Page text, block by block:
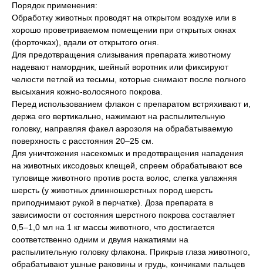
Порядок применения:
Обработку животных проводят на открытом воздухе или в
хорошо проветриваемом помещении при открытых окнах
(форточках), вдали от открытого огня.
Для предотвращения слизывания препарата животному
надевают намордник, шейный воротник или фиксируют
челюсти петлей из тесьмы, которые снимают после полного
высыхания кожно-волосяного покрова.
Перед использованием флакон с препаратом встряхивают и,
держа его вертикально, нажимают на распылительную
головку, направляя факел аэрозоля на обрабатываемую
поверхность с расстояния 20–25 см.
Для уничтожения насекомых и предотвращения нападения
на животных иксодовых клещей, спреем обрабатывают все
туловище животного против роста волос, слегка увлажняя
шерсть (у животных длинношерстных пород шерсть
приподнимают рукой в перчатке). Доза препарата в
зависимости от состояния шерстного покрова составляет
0,5–1,0 мл на 1 кг массы животного, что достигается
соответственно одним и двумя нажатиями на
распылительную головку флакона. Прикрыв глаза животного,
обрабатывают ушные раковины и грудь, кончиками пальцев